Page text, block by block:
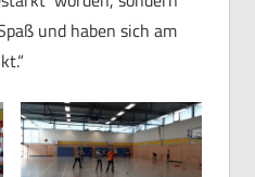
und haben sich am